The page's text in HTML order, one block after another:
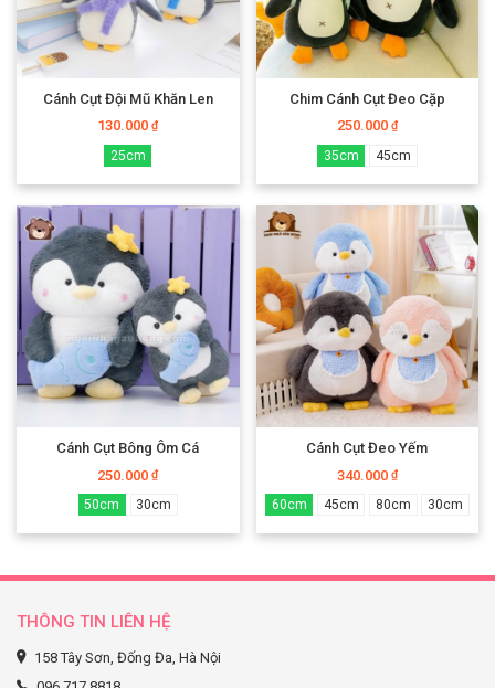
Cánh Cụt Đội Mũ Khăn Len
130.000₫
25cm
Chim Cánh Cụt Đeo Cặp
250.000 ₫
35cm 45cm
Cánh Cụt Bông Ôm Cá
250.000₫
50cm 30cm
Cánh Cụt Đeo Yếm
340.000 ₫
60cm 45cm 80cm 30cm
THÔNG TIN LIÊN HỆ
158 Tây Sơn, Đống Đa, Hà Nội